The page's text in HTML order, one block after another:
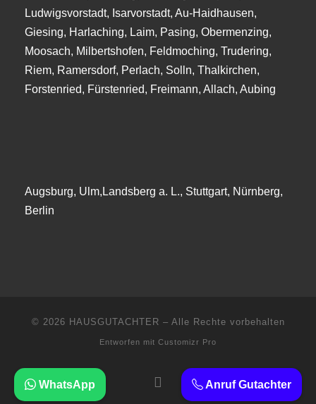
Ludwigsvorstadt, Isarvorstadt, Au-Haidhausen,
Giesing, Harlaching, Laim, Pasing, Obermenzing,
Moosach, Milbertshofen, Feldmoching, Trudering,
Riem, Ramersdorf, Perlach, Solln, Thalkirchen,
Forstenried, Fürstenried, Freimann, Allach, Aubing
Augsburg, Ulm,Landsberg a. L., Stuttgart, Nürnberg,
Berlin
© 2026 HAUSGUTACHTER – Alle Rechte vorbehalten
Entworfen mit Customizr Pro
Anruf Gutachter
WhatsApp